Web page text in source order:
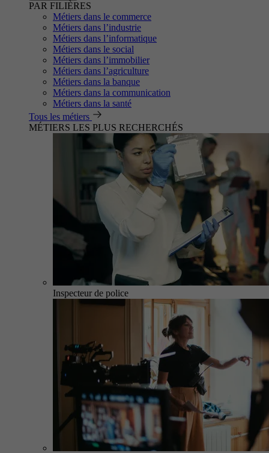
PAR FILIÈRES
Métiers dans le commerce
Métiers dans l’industrie
Métiers dans l’informatique
Métiers dans le social
Métiers dans l’immobilier
Métiers dans l’agriculture
Métiers dans la banque
Métiers dans la communication
Métiers dans la santé
Tous les métiers
MÉTIERS LES PLUS RECHERCHÉS
Inspecteur de police